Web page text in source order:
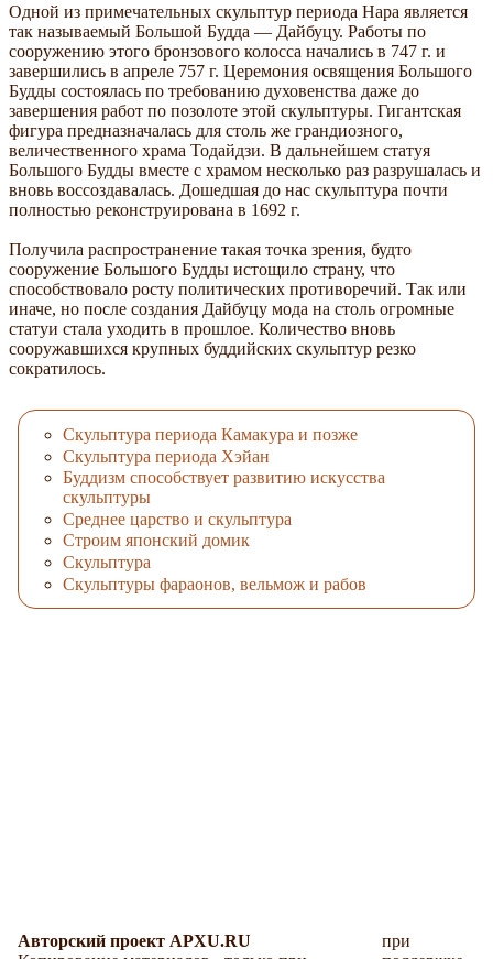
Одной из примечательных скульптур периода Нара является
так называемый Большой Будда — Дайбуцу. Работы по
сооружению этого бронзового колосса начались в 747 г. и
завершились в апреле 757 г. Церемония освящения Большого
Будды состоялась по требованию духовенства даже до
завершения работ по позолоте этой скульптуры. Гигантская
фигура предназначалась для столь же грандиозного,
величественного храма Тодайдзи. В дальнейшем статуя
Большого Будды вместе с храмом несколько раз разрушалась и
вновь воссоздавалась. Дошедшая до нас скульптура почти
полностью реконструирована в 1692 г.
Получила распространение такая точка зрения, будто
сооружение Большого Будды истощило страну, что
способствовало росту политических противоречий. Так или
иначе, но после создания Дайбуцу мода на столь огромные
статуи стала уходить в прошлое. Количество вновь
сооружавшихся крупных буддийских скульптур резко
сократилось.
Скульптура периода Камакура и позже
Скульптура периода Хэйан
Буддизм способствует развитию искусства
скульптуры
Среднее царство и скульптура
Строим японский домик
Скульптура
Скульптуры фараонов, вельмож и рабов
Авторский проект APXU.RU
при